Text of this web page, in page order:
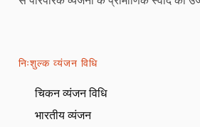
निःशुल्क व्यंजन विधि
चिकन व्यंजन विधि
भारतीय व्यंजन